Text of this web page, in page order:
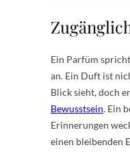
Ein Parfüm
an. Ein Duft ist
Blick sieht, doch er
Bewusstsein. Ein
Erinnerungen
einen bleibenden